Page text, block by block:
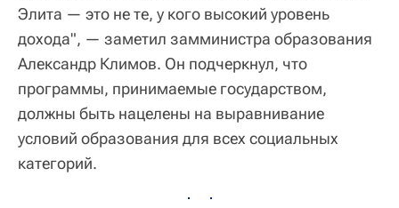
Элита — это не те, у кого высокий уровень
дохода", — заметил замминистра образования
Александр Климов. Он подчеркнул, что
программы, принимаемые государством,
должны быть нацелены на выравнивание
условий образования для всех социальных
категорий.